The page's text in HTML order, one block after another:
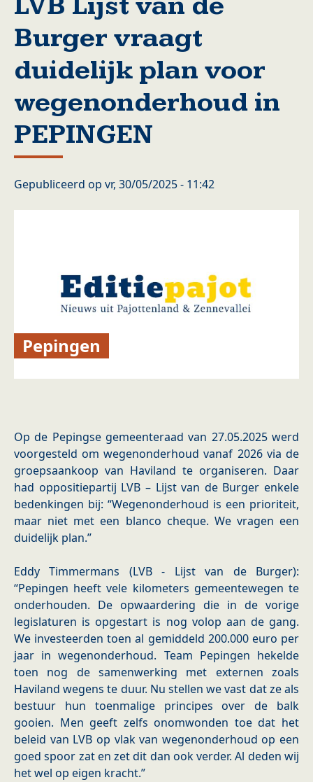
Burger vraagt
duidelijk plan voor
wegenonderhoud in
PEPINGEN
Gepubliceerd op vr, 30/05/2025 - 11:42
Pepingen
Op de Pepingse gemeenteraad van 27.05.2025 werd
voorgesteld om wegenonderhoud vanaf 2026 via de
groepsaankoop van Haviland te organiseren. Daar
had oppositiepartij LVB – Lijst van de Burger enkele
bedenkingen bij: “Wegenonderhoud is een prioriteit,
maar niet met een blanco cheque. We vragen een
duidelijk plan.”
Eddy Timmermans (LVB - Lijst van de Burger):
“Pepingen heeft vele kilometers gemeentewegen te
onderhouden. De opwaardering die in de vorige
legislaturen is opgestart is nog volop aan de gang.
We investeerden toen al gemiddeld 200.000 euro per
jaar in wegenonderhoud. Team Pepingen hekelde
toen nog de samenwerking met externen zoals
Haviland wegens te duur. Nu stellen we vast dat ze als
bestuur hun toenmalige principes over de balk
gooien. Men geeft zelfs onomwonden toe dat het
beleid van LVB op vlak van wegenonderhoud op een
goed spoor zat en zet dit dan ook verder. Al deden wij
het wel op eigen kracht.”